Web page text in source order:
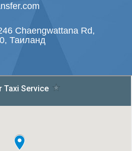
Chaengwattana Rd,
Таиланд